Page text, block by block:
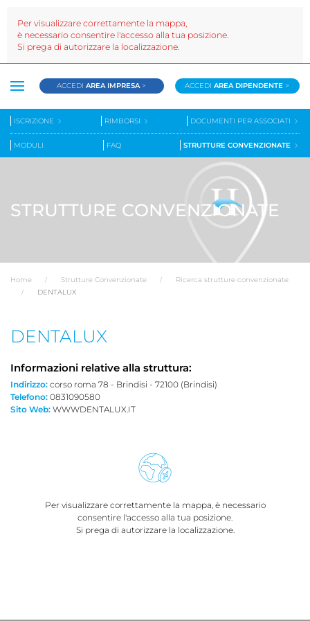
ACCEDIAREA IMPRESA > ACCEDIAREA DIPENDENTE >
ISCRIZIONE RIMBORSI DOCUMENTI PER ASSOCIATI
MODULI FAQ STRUTTURE CONVENZIONATE
STRUTTURE CONVENZIONATE
Home Strutture Convenzionate
Ricerca strutture convenzionate
DENTALUX
DENTALUX
Informazioni relative alla struttura:
Indirizzo: corso roma 78 - Brindisi - 72100 (Brindisi)
Telefono: 0831090580
Sito Web: WWWDENTALUX.IT
Per visualizzare correttamente la mappa, è necessario
consentire l'accesso alla tua posizione.
Si prega di autorizzare la localizzazione.
Per visualizzare correttamente la mappa,
è necessario consentire l'accesso alla tua posizione.
Si prega di autorizzare la localizzazione.